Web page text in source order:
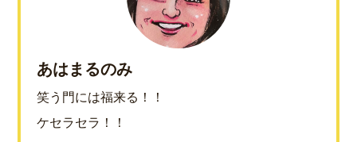
あはまるのみ
笑う門には福来る！！
ケセラセラ！！